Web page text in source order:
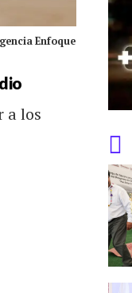
Enfoque
a los